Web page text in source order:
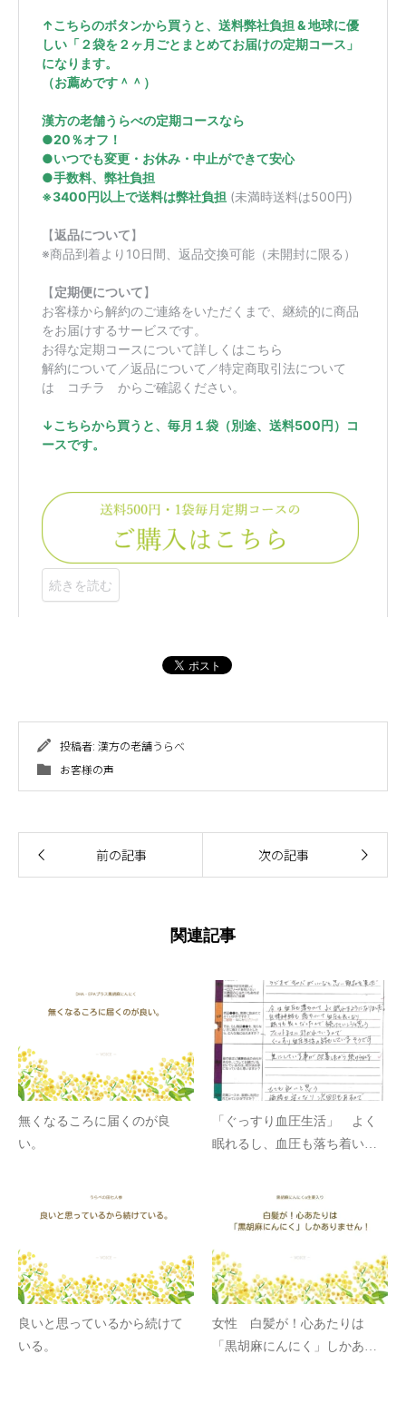
投稿者: 漢方の老舗うらべ
お客様の声
前の記事 次の記事
関連記事
無くなるころに届くのが良
い。
「ぐっすり血圧生活」 よく
眠れるし、血圧も落ち着いて
良いと思っているから続けて
いる。
女性 白髪が！心あたりは
「黒胡麻にんにく」しかあり